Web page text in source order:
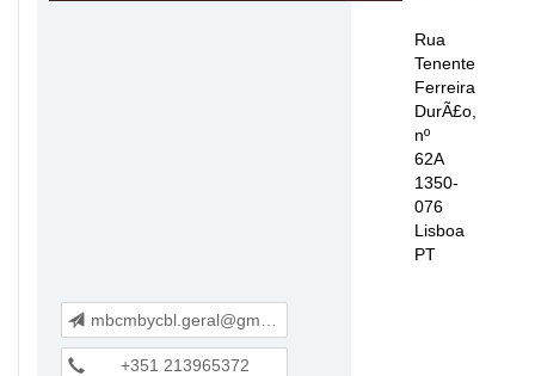
Rua
Tenente
Ferreira
DurÃ£o,
nº
62A
1350-
076
Lisboa
PT
mbcmbycbl.geral@gmail.com
+351 213965372